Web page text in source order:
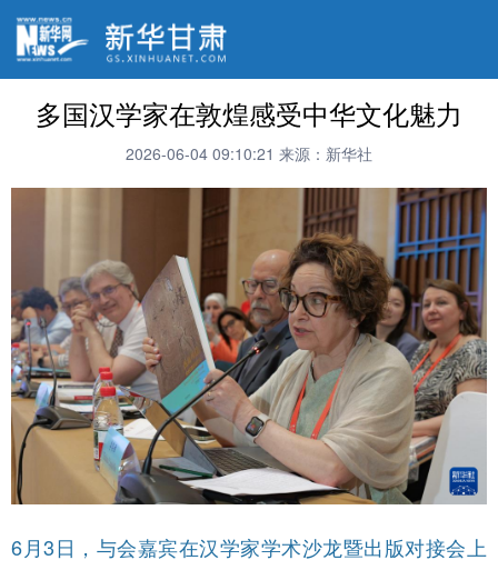
多国汉学家在敦煌感受中华文化魅力
2026-06-04 09:10:21 来源：新华社
6月3日，与会嘉宾在汉学家学术沙龙暨出版对接会上